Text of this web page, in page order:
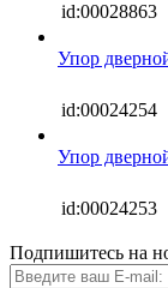
id:00028863
Упор
id:00024254
Упор
id:00024253
Подпишитесь на